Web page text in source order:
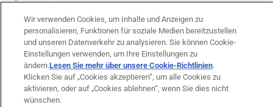
Änderungen an der Funktionsweise der Website vornehmen.
Cookies, die wir als "unbedingt erforderlich" definiert haben,
werden NICHT genutzt: zum Sammeln von Informationen, die
verwendet werden könnten, um Ihnen Produkte oder
Dienstleistungen gezielt anzubieten; zum Speichern Ihrer
Präferenzen oder Ihres Benutzernamens über Ihren aktuellen
Besuch hinaus.
Absolut
notwendige
tierklinikduesseldorf.de
Wir verwenden Cookies, um Inhalte und Anzeigen zu
personalisieren, Funktionen für soziale Medien bereitzustellen
und unseren Datenverkehr zu analysieren. Sie können Cookie-
Einstellungen verwenden, um Ihre Einstellungen zu
ändern.Lesen Sie mehr über unsere Cookie-Richtlinien(opens in
a new tab)
.
Klicken Sie auf „Cookies akzeptieren“, um alle Cookies zu
aktivieren, oder auf „Cookies ablehnen“, wenn Sie dies nicht
wünschen.